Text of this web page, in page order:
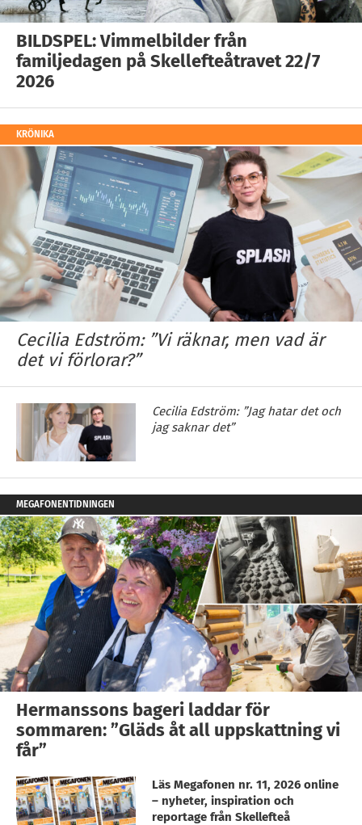
BILDSPEL: Vimmelbilder från
familjedagen på Skellefteåtravet 22/7
2026
KRÖNIKA
Cecilia Edström: ”Vi räknar, men vad är
det vi förlorar?”
Cecilia Edström: ”Jag hatar det och
jag saknar det”
MEGAFONENTIDNINGEN
Hermanssons bageri laddar för
sommaren: ”Gläds åt all uppskattning vi
får”
Läs Megafonen nr. 11, 2026 online
– nyheter, inspiration och
reportage från Skellefteå